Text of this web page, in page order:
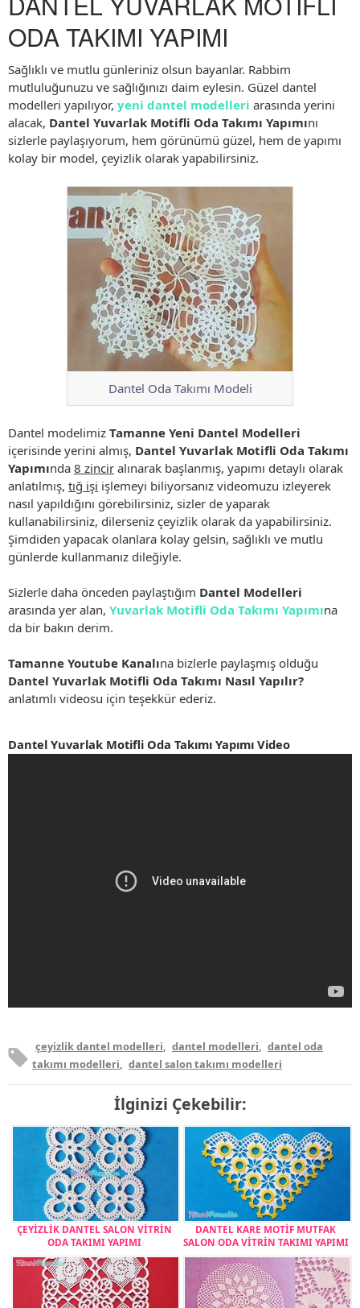
ODA TAKIMI YAPIMI
Sağlıklı ve mutlu günleriniz olsun bayanlar. Rabbim
mutluluğunuzu ve sağlığınızı daim eylesin. Güzel dantel
modelleri yapılıyor, yeni dantel modelleri arasında yerini
alacak, Dantel Yuvarlak Motifli Oda Takımı Yapımını
sizlerle paylaşıyorum, hem görünümü güzel, hem de yapımı
kolay bir model, çeyizlik olarak yapabilirsiniz.
Dantel Oda Takımı Modeli
Dantel modelimiz Tamanne Yeni Dantel Modelleri
içerisinde yerini almış, Dantel Yuvarlak Motifli Oda Takımı
Yapımında 8 zincir alınarak başlanmış, yapımı detaylı olarak
anlatılmış, tığ işi işlemeyi biliyorsanız videomuzu izleyerek
nasıl yapıldığını görebilirsiniz, sizler de yaparak
kullanabilirsiniz, dilerseniz çeyizlik olarak da yapabilirsiniz.
Şimdiden yapacak olanlara kolay gelsin, sağlıklı ve mutlu
günlerde kullanmanız dileğiyle.
Sizlerle daha önceden paylaştığım Dantel Modelleri
arasında yer alan, Yuvarlak Motifli Oda Takımı Yapımına
da bir bakın derim.
Tamanne Youtube Kanalına bizlerle paylaşmış olduğu
Dantel Yuvarlak Motifli Oda Takımı Nasıl Yapılır?
anlatımlı videosu için teşekkür ederiz.
Dantel Yuvarlak Motifli Oda Takımı Yapımı Video
çeyizlik dantel modelleri, dantel modelleri, dantel oda
takımı modelleri, dantel salon takımı modelleri
İlginizi Çekebilir:
ÇEYİZLİK DANTEL SALON VİTRİN
ODA TAKIMI YAPIMI
DANTEL KARE MOTİF MUTFAK
SALON ODA VİTRİN TAKIMI YAPIMI